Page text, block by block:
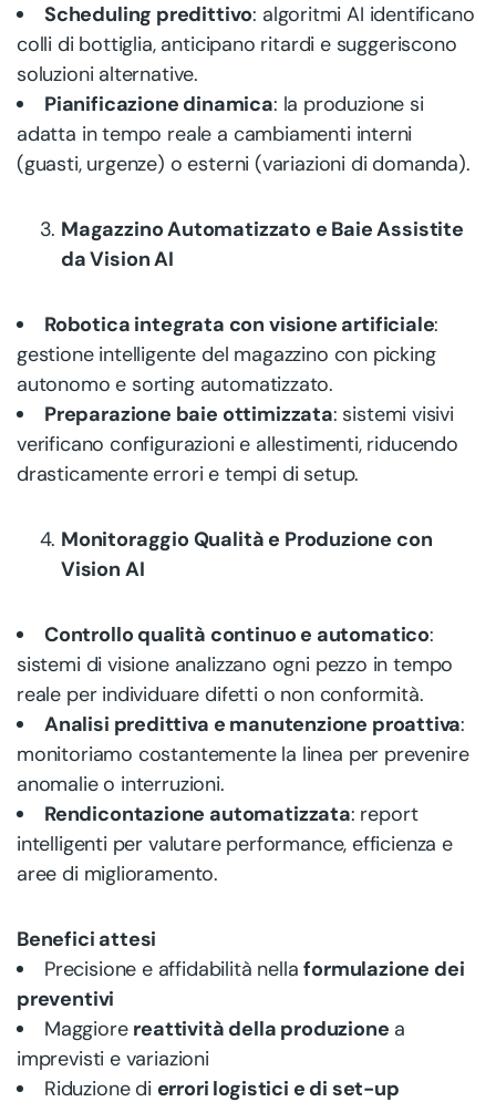
Scheduling predittivo: algoritmi AI identificano
colli di bottiglia, anticipano ritardi e suggeriscono
soluzioni alternative.
Pianificazione dinamica: la produzione si
adatta in tempo reale a cambiamenti interni
(guasti, urgenze) o esterni (variazioni di domanda).
Magazzino Automatizzato e Baie Assistite
da Vision AI
Robotica integrata con visione artificiale:
gestione intelligente del magazzino con picking
autonomo e sorting automatizzato.
Preparazione baie ottimizzata: sistemi visivi
verificano configurazioni e allestimenti, riducendo
drasticamente errori e tempi di setup.
Monitoraggio Qualità e Produzione con
Vision AI
Controllo qualità continuo e automatico:
sistemi di visione analizzano ogni pezzo in tempo
reale per individuare difetti o non conformità.
Analisi predittiva e manutenzione proattiva:
monitoriamo costantemente la linea per prevenire
anomalie o interruzioni.
Rendicontazione automatizzata: report
intelligenti per valutare performance, efficienza e
aree di miglioramento.
Benefici attesi
Precisione e affidabilità nellaformulazione dei
preventivi
Maggiore reattività della produzione a
imprevisti e variazioni
Riduzione di errori logistici e di set-up